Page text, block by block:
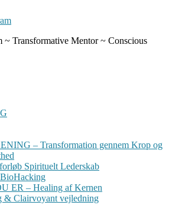
~ Transformative Mentor ~ Conscious
– Transformation gennem Krop og
Spirituelt Lederskab
ER – Healing af Kernen
& Clairvoyant vejledning